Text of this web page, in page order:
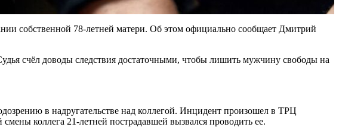
собственной 78-летней матери. Об этом официально сообщает Дмитрий
счёл доводы следствия достаточными, чтобы лишить мужчину свободы на
в надругательстве над коллегой. Инцидент произошел в ТРЦ
коллега 21-летней пострадавшей вызвался проводить ее.